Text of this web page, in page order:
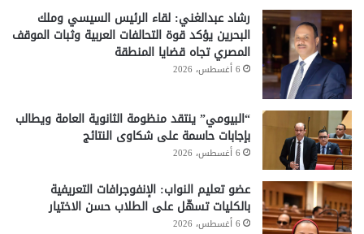
رشاد عبدالغني: لقاء الرئيس السيسي وملك
البحرين يؤكد قوة التحالفات العربية وثبات الموقف
المصري تجاه قضايا المنطقة
6 أغسطس، 2026
“البيومي” ينتقد منظومة الثانوية العامة ويطالب
بإجابات حاسمة على شكاوى النتائج
6 أغسطس، 2026
عضو تعليم النواب: الإنفوجرافات التعريفية
بالكليات تسهّل على الطلاب حسن الاختيار
6 أغسطس، 2026